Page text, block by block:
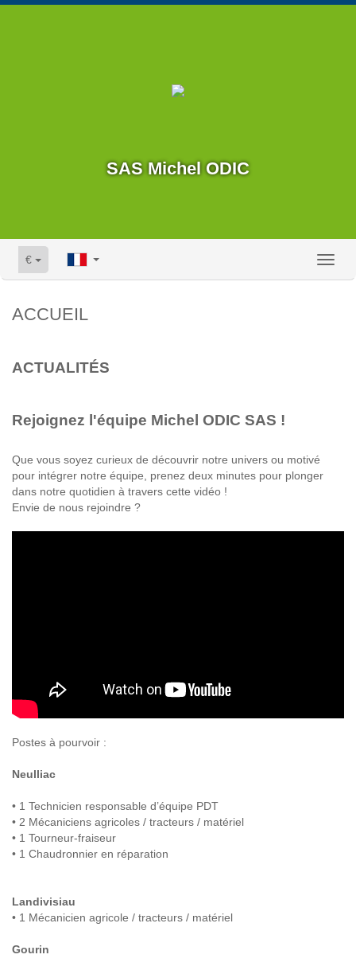
SAS Michel ODIC
€
ACCUEIL
ACTUALITÉS
Rejoignez l'équipe Michel ODIC SAS !
Que vous soyez curieux de découvrir notre univers ou motivé
pour intégrer notre équipe, prenez deux minutes pour plonger
dans notre quotidien à travers cette vidéo !
Envie de nous rejoindre ?
Postes à pourvoir :
Neulliac
• 1 Technicien responsable d’équipe PDT
• 2 Mécaniciens agricoles / tracteurs / matériel
• 1 Tourneur-fraiseur
• 1 Chaudronnier en réparation
Landivisiau
• 1 Mécanicien agricole / tracteurs / matériel
Gourin